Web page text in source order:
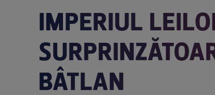
IMPERIUL
BÂTLAN